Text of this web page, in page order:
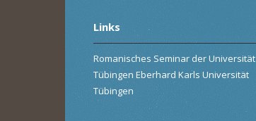
Links
Romanisches Seminar der Universität
Tübingen Eberhard Karls Universität
Tübingen